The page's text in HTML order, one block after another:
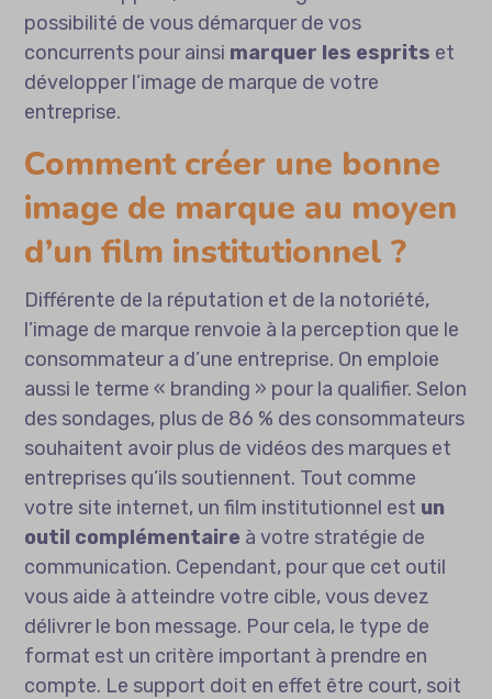
possibilité de vous démarquer de vos
concurrents pour ainsi marquer les esprits et
développer l’image de marque de votre
entreprise.
Comment créer une bonne
image de marque au moyen
d’un film institutionnel ?
Différente de la réputation et de la notoriété,
l’image de marque renvoie à la perception que le
consommateur a d’une entreprise. On emploie
aussi le terme « branding » pour la qualifier. Selon
des sondages, plus de 86 % des consommateurs
souhaitent avoir plus de vidéos des marques et
entreprises qu’ils soutiennent. Tout comme
votre site internet, un film institutionnel est un
outil complémentaire à votre stratégie de
communication. Cependant, pour que cet outil
vous aide à atteindre votre cible, vous devez
délivrer le bon message. Pour cela, le type de
format est un critère important à prendre en
compte. Le support doit en effet être court, soit